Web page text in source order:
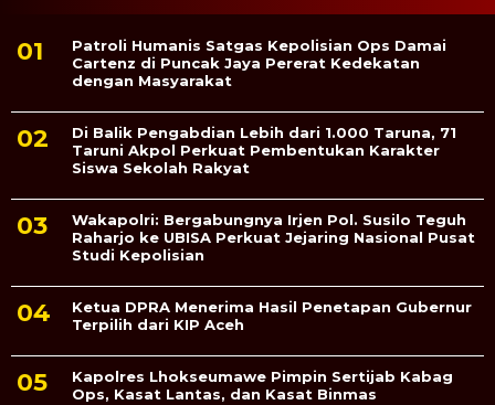
Patroli Humanis Satgas Kepolisian Ops Damai
Cartenz di Puncak Jaya Pererat Kedekatan
dengan Masyarakat
Di Balik Pengabdian Lebih dari 1.000 Taruna, 71
Taruni Akpol Perkuat Pembentukan Karakter
Siswa Sekolah Rakyat
Wakapolri: Bergabungnya Irjen Pol. Susilo Teguh
Raharjo ke UBISA Perkuat Jejaring Nasional Pusat
Studi Kepolisian
Ketua DPRA Menerima Hasil Penetapan Gubernur
Terpilih dari KIP Aceh
Kapolres Lhokseumawe Pimpin Sertijab Kabag
Ops, Kasat Lantas, dan Kasat Binmas